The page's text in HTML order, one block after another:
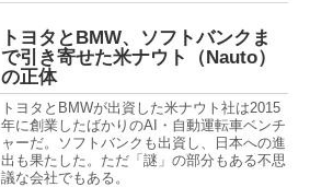
トヨタとBMW、ソフトバンクま
で引き寄せた米ナウト（Nauto）
の正体
トヨタとBMWが出資した米ナウト社は2015
年に創業したばかりのAI・自動運転車ベンチ
ャーだ。ソフトバンクも出資し、日本への進
出も果たした。ただ「謎」の部分もある不思
議な会社でもある。